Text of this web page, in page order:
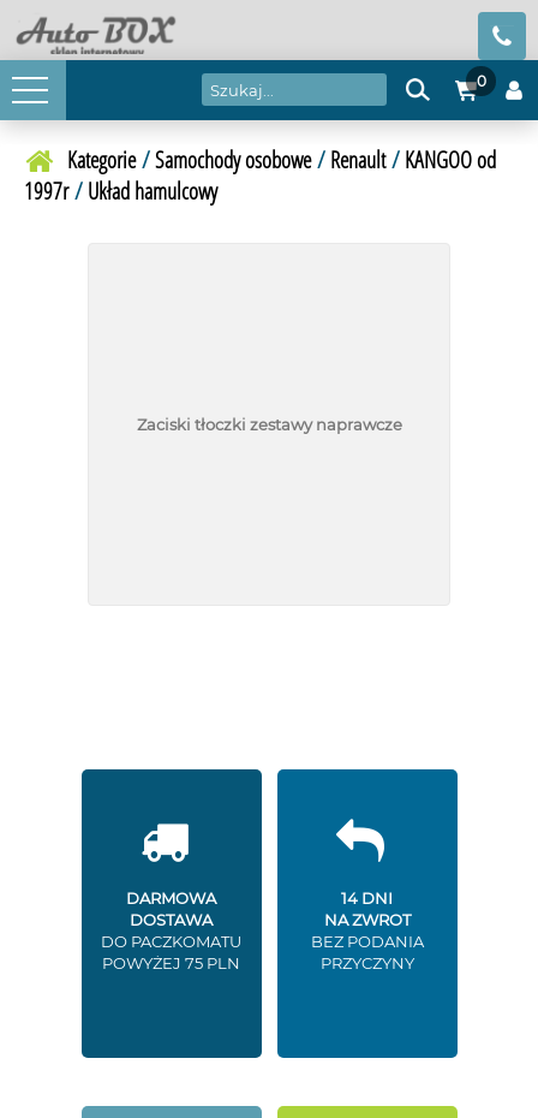
0
Kategorie/Samochody osobowe/ Renault/ KANGOO od
1997r/ Układ hamulcowy
Zaciski tłoczki zestawy naprawcze
DARMOWA
DOSTAWA
DO PACZKOMATU
POWYŻEJ 75 PLN
14 DNI
NA ZWROT
BEZ PODANIA
PRZYCZYNY